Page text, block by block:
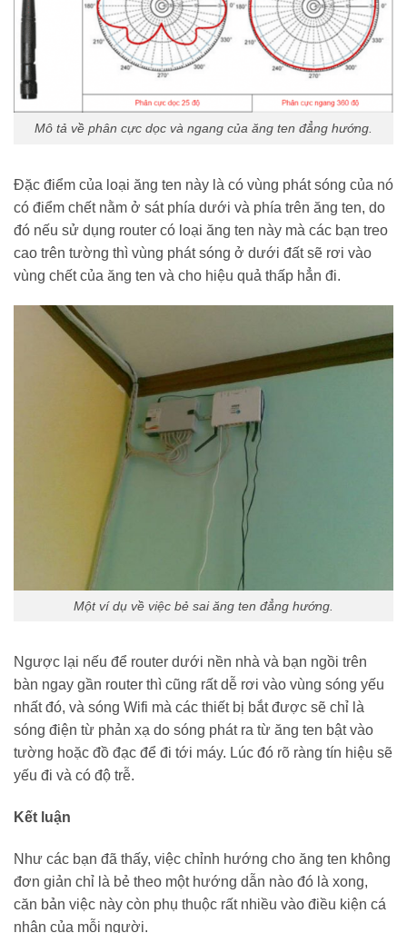
Mô tả về phân cực dọc và ngang của ăng ten đẳng hướng.
Đặc điểm của loại ăng ten này là có vùng phát sóng của nó
có điểm chết nằm ở sát phía dưới và phía trên ăng ten, do
đó nếu sử dụng router có loại ăng ten này mà các bạn treo
cao trên tường thì vùng phát sóng ở dưới đất sẽ rơi vào
vùng chết của ăng ten và cho hiệu quả thấp hẳn đi.
Một ví dụ về việc bẻ sai ăng ten đẳng hướng.
Ngược lại nếu để router dưới nền nhà và bạn ngồi trên
bàn ngay gần router thì cũng rất dễ rơi vào vùng sóng yếu
nhất đó, và sóng Wifi mà các thiết bị bắt được sẽ chỉ là
sóng điện từ phản xạ do sóng phát ra từ ăng ten bật vào
tường hoặc đồ đạc để đi tới máy. Lúc đó rõ ràng tín hiệu sẽ
yếu đi và có độ trễ.
Kết luận
Như các bạn đã thấy, việc chỉnh hướng cho ăng ten không
đơn giản chỉ là bẻ theo một hướng dẫn nào đó là xong,
căn bản việc này còn phụ thuộc rất nhiều vào điều kiện cá
nhân của mỗi người.